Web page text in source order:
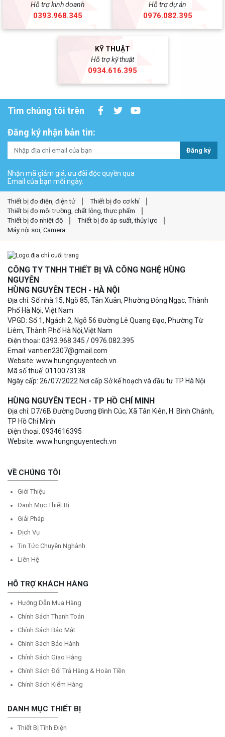
Hỗ trợ kinh doanh
0393.968.345
Hỗ trợ dự án
0976.082.395
KỸ THUẬT
Hỗ trợ kỹ thuật
0934.616.395
Tìm chúng tôi trên
Đăng ký nhận bản tin:
Đăng ký
Nhận mã giảm giá, ưu đãi độc quyền qua
Email của bạn mỗi ngày.
Thiết bị đo điện, điện tử
Thiết bị đo cơ khí
Thiết bị đo môi trường, chất lỏng, thực phẩm
Thiết bị đo nhiệt độ
Thiết bị đo áp suất, thủy lực
Máy nội soi, Camera
CÔNG TY TNHH THIẾT BỊ VÀ CÔNG NGHỆ HÙNG
NGUYÊN
HÙNG NGUYÊN TECH - HÀ NỘI
Địa chỉ: Số nhà 15, Ngõ 85, Tân Xuân, Phường Đông Ngạc, Thành
Phố Hà Nội, Việt Nam
VPGD: Số 1, Ngách 2, Ngõ 56 Đường Lê Quang Đạo, Phường Từ
Liêm, Thành Phố Hà Nội,Việt Nam
Điện thoại: 0393.968.345 / 0976.082.395
Email: vantien2307@gmail.com
Website: www.hungnguyentech.vn
Mã số thuế: 0110073138
Ngày cấp: 26/07/2022 Nơi cấp Sở kế hoạch và đầu tư TP Hà Nội
HÙNG NGUYÊN TECH - TP HỒ CHÍ MINH
Địa chỉ: D7/6B Đường Dương Đình Cúc, Xã Tân Kiên, H. Bình Chánh,
TP Hồ Chí Minh
Điện thoại: 0934616395
Website: www.hungnguyentech.vn
VỀ CHÚNG TÔI
Giới Thiệu
Danh Mục Thiết Bị
Giải Pháp
Dịch Vụ
Tin Tức Chuyên Nghành
Liên Hệ
HỖ TRỢ KHÁCH HÀNG
Hướng Dẫn Mua Hàng
Chính Sách Thanh Toán
Chính Sách Bảo Mật
Chính Sách Bảo Hành
Chính Sách Giao Hàng
Chính Sách Đổi Trả Hàng & Hoàn Tiền
Chính Sách Kiểm Hàng
DANH MỤC THIẾT BỊ
Thiết Bị Tĩnh Điện